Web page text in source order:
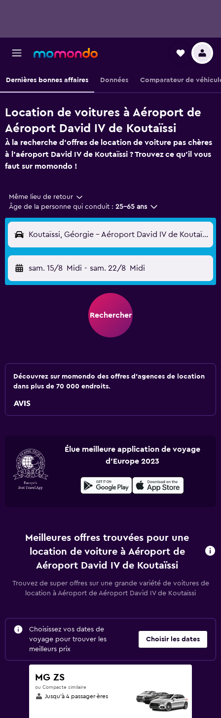
Dernières bonnes affaires Données Comparateur de
Location de voitures à Aéroport de
Aéroport David IV de Koutaïssi
À la recherche d'offres de location de voiture pas chères
à l'aéroport David IV de Koutaïssi ? Trouvez ce qu'il vous
faut sur momondo !
Même lieu de retour
Âge de la personne qui conduit : 25-65 ans
Koutaïssi, Géorgie - Aéroport David IV de Koutaïssi (KUT)
sam. 15/8 Midi - sam. 22/8 Midi
Rechercher
Découvrez sur momondo des offres d'agences de location
dans plus de 70 000 endroits.
Élue meilleure application de voyage
d'Europe 2023
Meilleures offres trouvées pour une
location de voiture à Aéroport de
Aéroport David IV de Koutaïssi
Trouvez de super offres sur une grande variété de voitures de
location à Aéroport de Aéroport David IV de Koutaïssi
Choisissez vos dates de
voyage pour trouver les
meilleurs prix
Choisir les dates
MG ZS
ou Compacte similaire
Jusqu’à 4 passager·ères